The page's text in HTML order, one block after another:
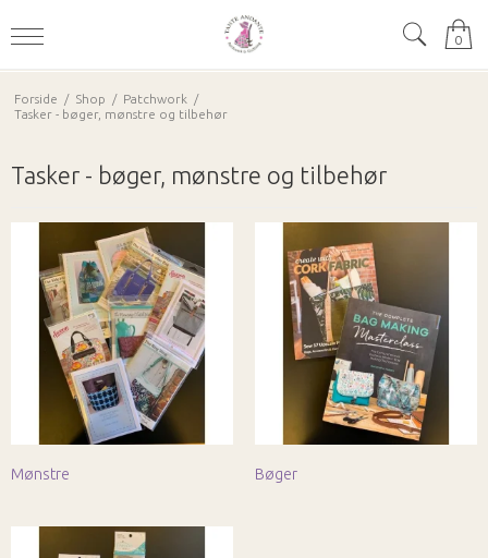
0
Forside / Shop / Patchwork
/
Tasker - bøger, mønstre og tilbehør
Tasker - bøger, mønstre og tilbehør
Mønstre Bøger